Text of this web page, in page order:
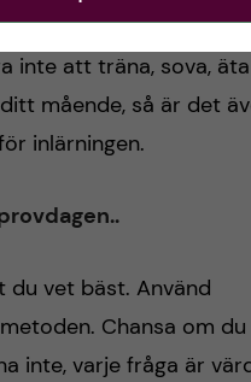
jag att skapa
inte att träna, sova,
mående, så är det
inlärningen.
du vet bäst. Använd
Chansa om
inte, varje fråga är